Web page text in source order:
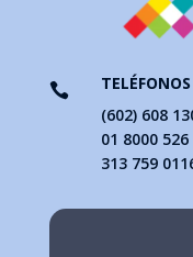

TELÉFONOS
(602) 608
01 8000 526
313 759